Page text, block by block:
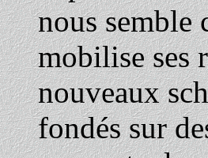
nous semble
mobilise ses
nouveaux
fondés sur